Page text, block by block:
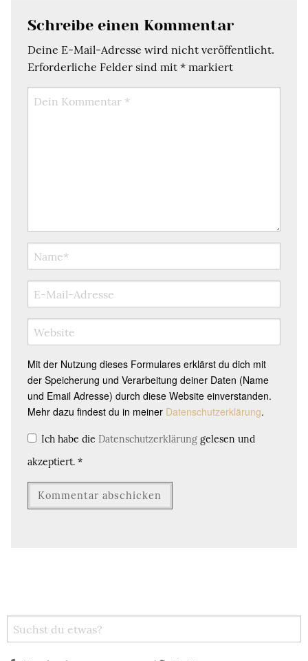
Schreibe einen Kommentar
Deine E-Mail-Adresse wird nicht veröffentlicht.
Erforderliche Felder sind mit * markiert
Mit der Nutzung dieses Formulares erklärst du dich mit
der Speicherung und Verarbeitung deiner Daten (Name
und Email Adresse) durch diese Website einverstanden.
Mehr dazu findest du in meiner Datenschutzerklärung.
Ich habe die Datenschutzerklärung gelesen und
akzeptiert. *